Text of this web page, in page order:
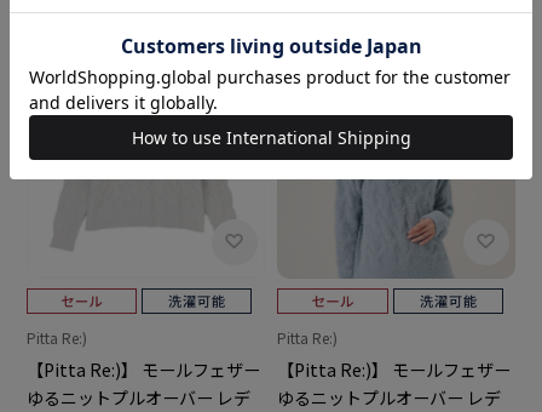
Pitta Re:)
【Pitta Re:)】 モールフェザー
ゆるニットプルオーバー レデ
Pitta Re:)
【Pitta Re:)】 モールフェザー
ゆるニットプルオーバー レデ